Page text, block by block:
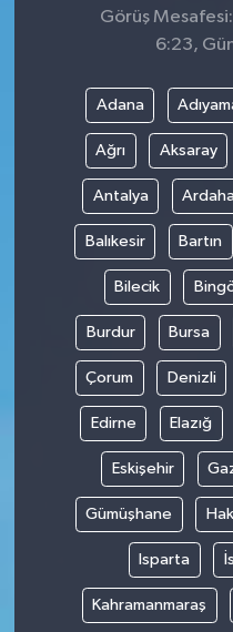
Görüş
6:23, Gün
Adana
Ağrı Aksaray
Antalya
Balıkesir Bartın
Bilecik
Burdur Bursa
Çorum Denizli
Edirne Elazığ
Eskişehir
Gümüşhane
Isparta
Kahramanmaraş